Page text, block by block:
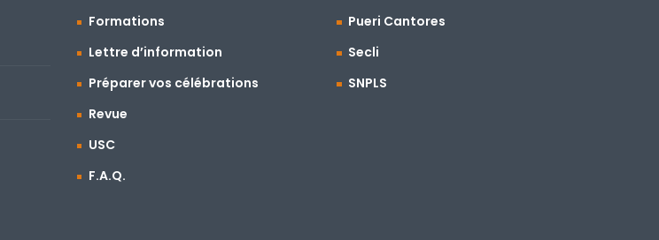
Formations
Lettre d’information
Préparer vos célébrations
Revue
USC
F.A.Q.
Pueri Cantores
Secli
SNPLS